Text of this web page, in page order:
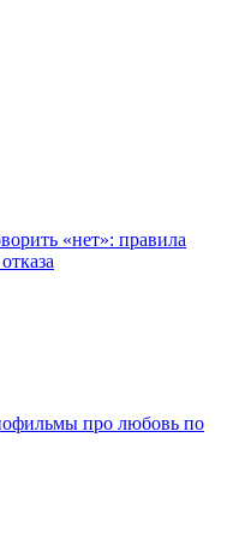
«нет»: правила
про любовь по